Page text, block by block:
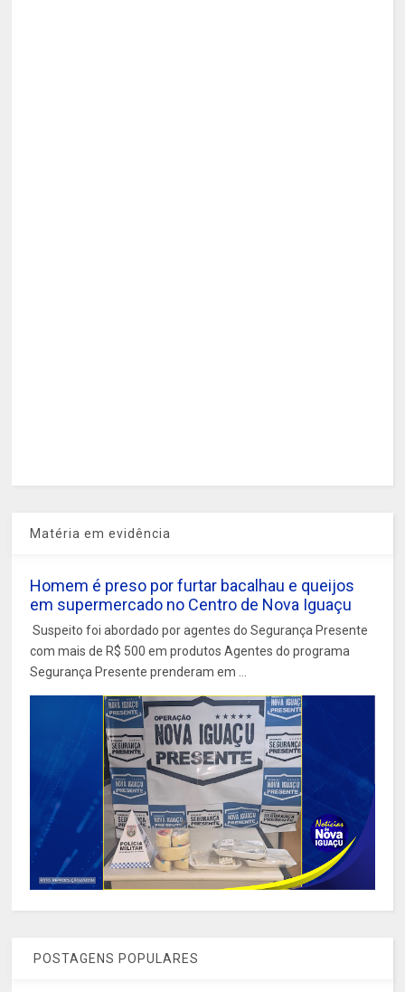
Matéria em evidência
Homem é preso por furtar bacalhau e queijos
em supermercado no Centro de Nova Iguaçu
Suspeito foi abordado por agentes do Segurança Presente
com mais de R$ 500 em produtos Agentes do programa
Segurança Presente prenderam em ...
POSTAGENS POPULARES